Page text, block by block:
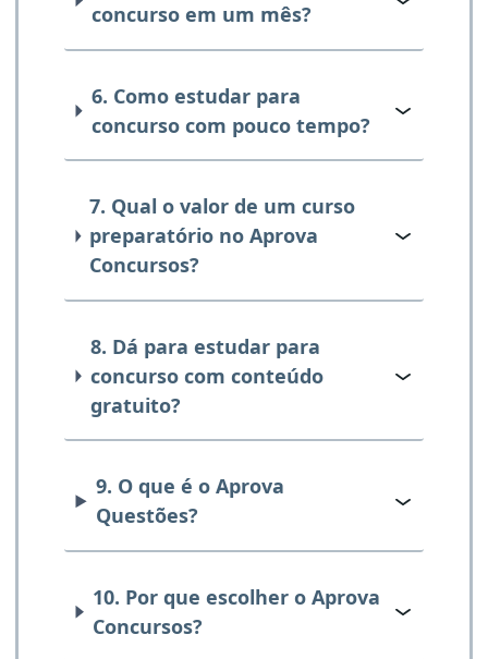
concurso em um mês?
6. Como estudar para
concurso com pouco tempo?
7. Qual o valor de um curso
preparatório no Aprova
Concursos?
8. Dá para estudar para
concurso com conteúdo
gratuito?
9. O que é o Aprova
Questões?
10. Por que escolher o Aprova
Concursos?